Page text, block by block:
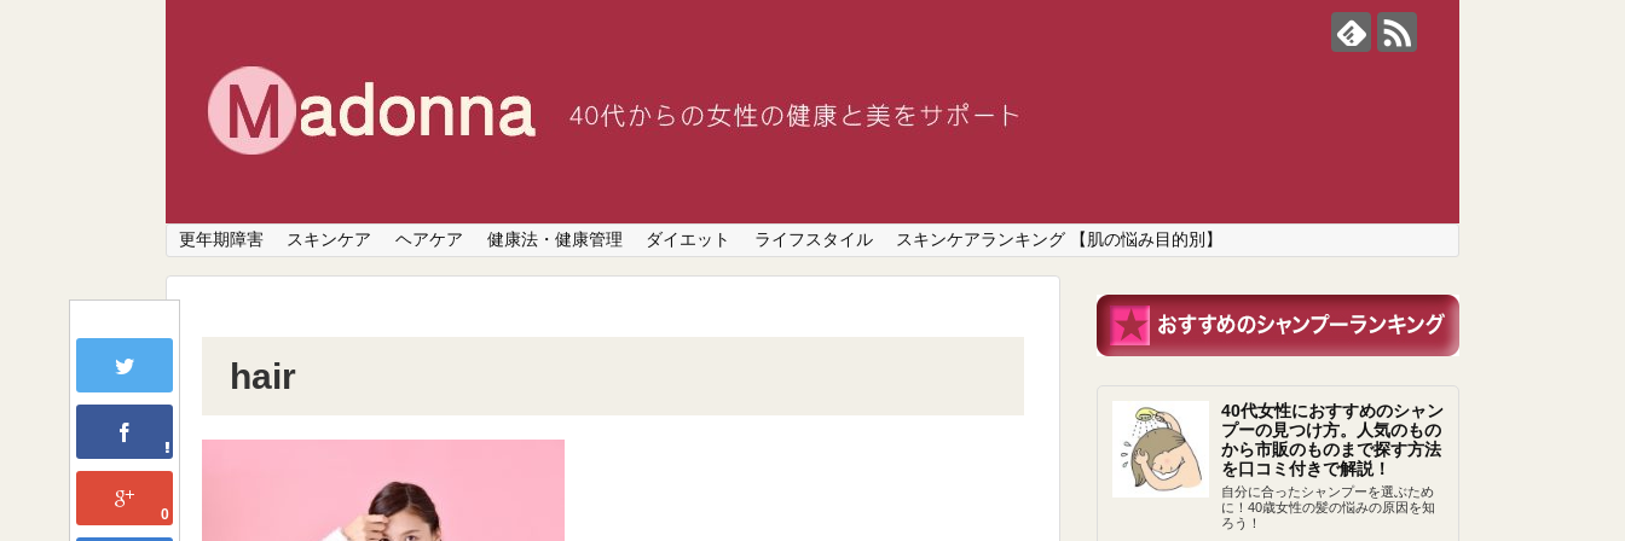
更年期障害 スキンケア ヘアケア 健康法・健康管理 ダイエット ライフスタイル スキンケアランキング 【肌の悩み目的別】
0
hair
40代女性におすすめのシャン
プーの見つけ方。人気のもの
から市販のものまで探す方法
を口コミ付きで解説！
自分に合ったシャンプーを選ぶため
に！40歳女性の髪の悩みの原因を知
ろう！